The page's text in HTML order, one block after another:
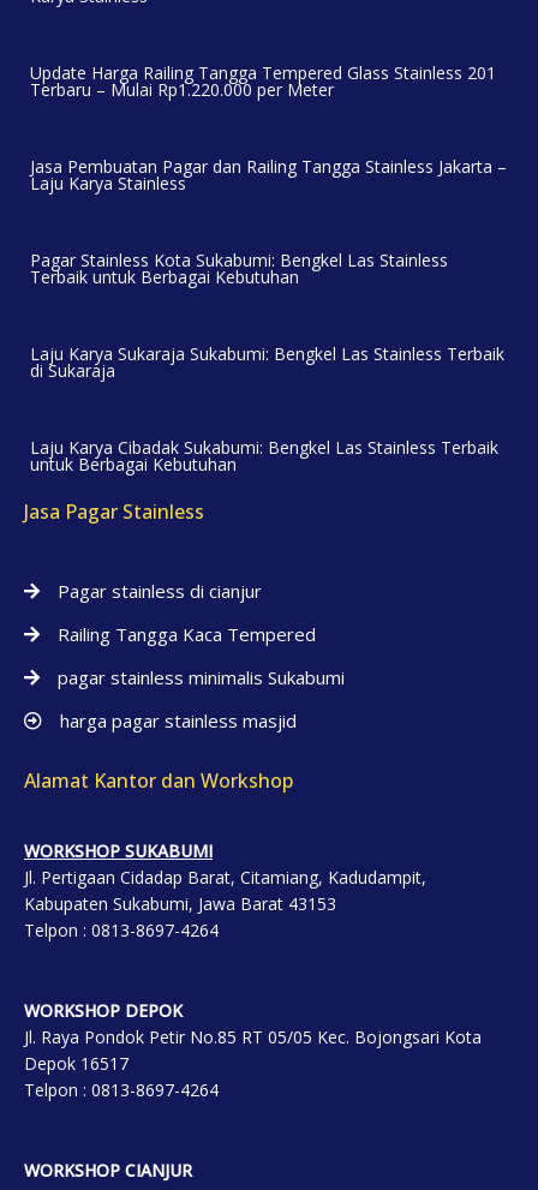
Update Harga Railing Tangga Tempered Glass Stainless 201
Terbaru – Mulai Rp1.220.000 per Meter
Jasa Pembuatan Pagar dan Railing Tangga Stainless Jakarta –
Laju Karya Stainless
Pagar Stainless Kota Sukabumi: Bengkel Las Stainless
Terbaik untuk Berbagai Kebutuhan
Laju Karya Sukaraja Sukabumi: Bengkel Las Stainless Terbaik
di Sukaraja
Laju Karya Cibadak Sukabumi: Bengkel Las Stainless Terbaik
untuk Berbagai Kebutuhan
Jasa Pagar Stainless
Pagar stainless di cianjur
Railing Tangga Kaca Tempered
pagar stainless minimalis Sukabumi
harga pagar stainless masjid
Alamat Kantor dan Workshop
WORKSHOP SUKABUMI
Jl. Pertigaan Cidadap Barat, Citamiang, Kadudampit,
Kabupaten Sukabumi, Jawa Barat 43153
Telpon : 0813-8697-4264
WORKSHOP DEPOK
Jl. Raya Pondok Petir No.85 RT 05/05 Kec. Bojongsari Kota
Depok 16517
Telpon : 0813-8697-4264
WORKSHOP CIANJUR